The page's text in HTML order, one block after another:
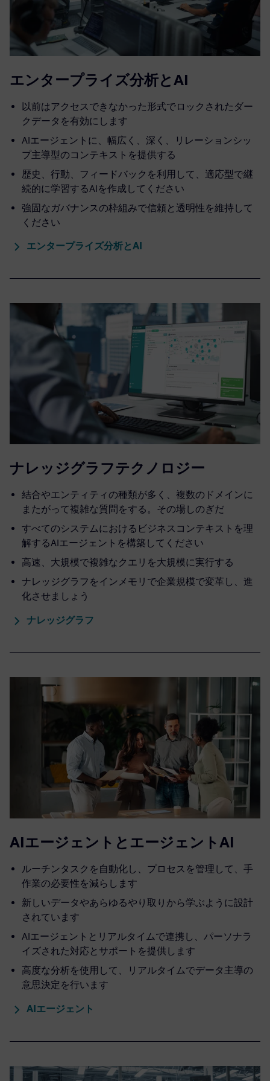
エンタープライズ分析とAI
以前はアクセスできなかった形式でロックされたダー
クデータを有効にします
AIエージェントに、幅広く、深く、リレーションシッ
プ主導型のコンテキストを提供する
歴史、行動、フィードバックを利用して、適応型で継
続的に学習するAIを作成してください
強固なガバナンスの枠組みで信頼と透明性を維持して
ください
エンタープライズ分析とAI
ナレッジグラフテクノロジー
結合やエンティティの種類が多く、複数のドメインに
またがって複雑な質問をする。その場しのぎだ
すべてのシステムにおけるビジネスコンテキストを理
解するAIエージェントを構築してください
高速、大規模で複雑なクエリを大規模に実行する
ナレッジグラフをインメモリで企業規模で変革し、進
化させましょう
ナレッジグラフ
AIエージェントとエージェントAI
ルーチンタスクを自動化し、プロセスを管理して、手
作業の必要性を減らします
新しいデータやあらゆるやり取りから学ぶように設計
されています
AIエージェントとリアルタイムで連携し、パーソナラ
イズされた対応とサポートを提供します
高度な分析を使用して、リアルタイムでデータ主導の
意思決定を行います
AIエージェント